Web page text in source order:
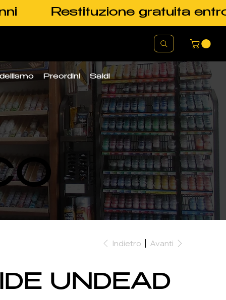
Restituzione gratuita
Preordini Saldi
Indietro Avanti
UNDEAD